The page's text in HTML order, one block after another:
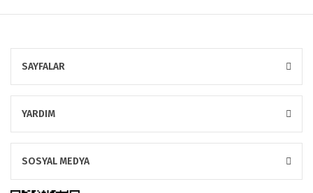
SAYFALAR
YARDIM
SOSYAL MEDYA